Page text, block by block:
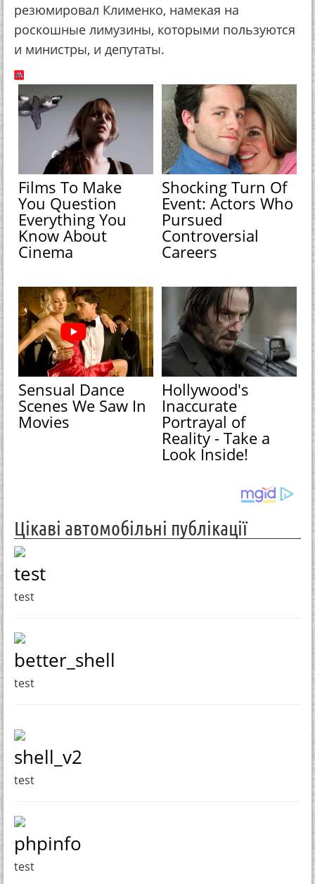
резюмировал Клименко, намекая на
роскошные лимузины, которыми пользуются
и министры, и депутаты.
Films To Make
You Question
Everything You
Know About
Cinema
Shocking Turn Of
Event: Actors Who
Pursued
Controversial
Careers
Sensual Dance
Scenes We Saw In
Movies
Hollywood's
Inaccurate
Portrayal of
Reality - Take a
Look Inside!
Цікаві автомобільні публікації
test
test
better_shell
test
shell_v2
test
phpinfo
test